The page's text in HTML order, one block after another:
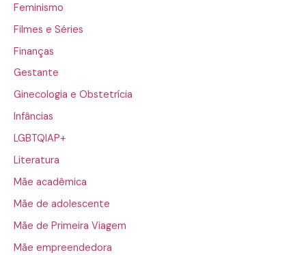
Feminismo
Filmes e Séries
Finanças
Gestante
Ginecologia e Obstetrícia
Infâncias
LGBTQIAP+
Literatura
Mãe acadêmica
Mãe de adolescente
Mãe de Primeira Viagem
Mãe empreendedora